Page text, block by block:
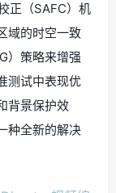
正（SAFC）机
域的时空一致
）策略来增强
测试中表现优
背景保护效
种全新的解决